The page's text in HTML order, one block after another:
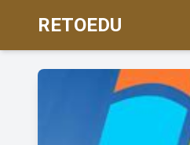
RETOEDU